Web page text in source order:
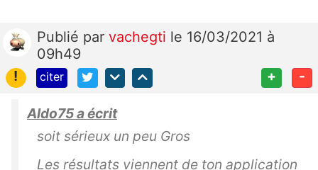
Publié par vachegti le 16/03/2021 à
09h49
!
citer + -
Aldo75 a écrit
soit sérieux un peu Gros
Les résultats viennent de ton application